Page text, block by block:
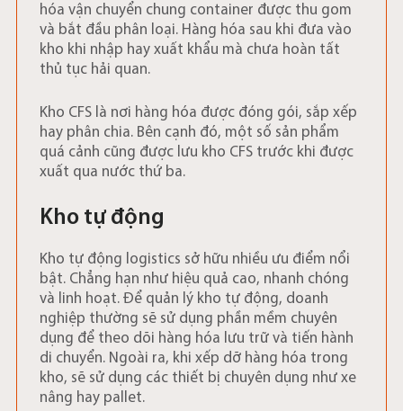
hóa vận chuyển chung container được thu gom
và bắt đầu phân loại. Hàng hóa sau khi đưa vào
kho khi nhập hay xuất khẩu mà chưa hoàn tất
thủ tục hải quan.
Kho CFS là nơi hàng hóa được đóng gói, sắp xếp
hay phân chia. Bên cạnh đó, một số sản phẩm
quá cảnh cũng được lưu kho CFS trước khi được
xuất qua nước thứ ba.
Kho tự động
Kho tự động logistics sở hữu nhiều ưu điểm nổi
bật. Chẳng hạn như hiệu quả cao, nhanh chóng
và linh hoạt. Để quản lý kho tự động, doanh
nghiệp thường sẽ sử dụng phần mềm chuyên
dụng để theo dõi hàng hóa lưu trữ và tiến hành
di chuyển. Ngoài ra, khi xếp dỡ hàng hóa trong
kho, sẽ sử dụng các thiết bị chuyên dụng như xe
nâng hay pallet.